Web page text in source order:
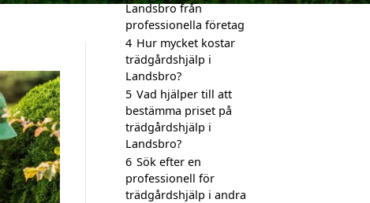
Landsbro från
professionella företag
4 Hur mycket kostar
trädgårdshjälp i
Landsbro?
5 Vad hjälper till att
bestämma priset på
trädgårdshjälp i
Landsbro?
6 Sök efter en
professionell för
trädgårdshjälp i andra